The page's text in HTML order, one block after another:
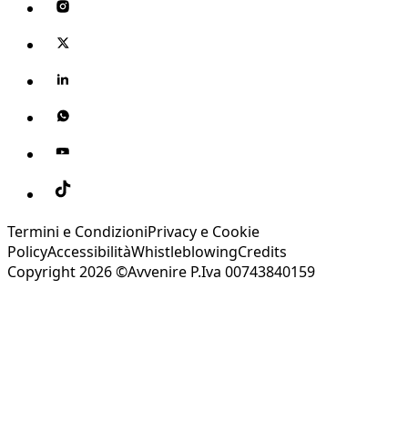
Termini e CondizioniPrivacy e Cookie
PolicyAccessibilitàWhistleblowingCredits
Copyright 2026 ©Avvenire P.Iva 00743840159